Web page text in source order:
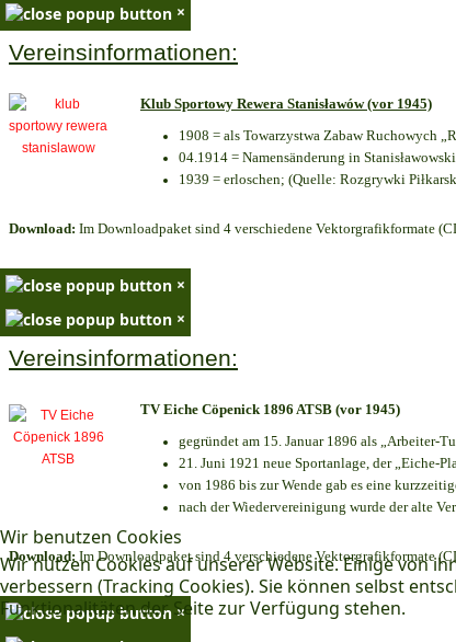
Wir benutzen Cookies
Wir nutzen Cookies auf unserer Website. Einige von
verbessern (Tracking Cookies). Sie können selbst
Funktionalitäten der Seite zur Verfügung stehen.
×
Vereinsinformationen:
Klub Sportowy Rewera Stanisławów (vor 1945)
1908 = als Towarzystwa Zabaw Ruchowych
04.1914 = Namensänderung in
1939 = erloschen; (Quelle: Rozgrywki
Download: Im Downloadpaket sind 4 verschiedene Vektorgrafikformate
×
×
Vereinsinformationen:
TV Eiche Cöpenick 1896 ATSB (vor 1945)
gegründet am 15. Januar 1896 als „Arbeiter-
21. Juni 1921 neue Sportanlage, der „Eiche-
von 1986 bis zur Wende gab es eine
nach der Wiedervereinigung wurde der alte
Download: Im Downloadpaket sind 4 verschiedene Vektorgrafikformate
×